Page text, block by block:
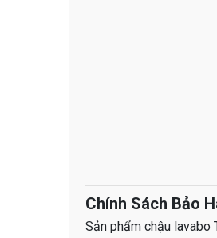
Chính Sách Bảo
Sản phẩm chậu lavabo